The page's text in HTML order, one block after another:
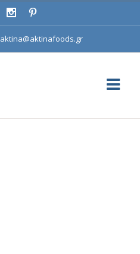
aktina@aktinafoods.gr